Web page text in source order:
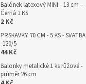
Balónek latexový MINI - 13 cm –
Černá 1 KS
2 Kč
PRSKAVKY 70 CM - 5 KS - SVATBA
-120/5
44 Kč
Balonky metalické 1 ks růžové -
průměr 26 cm